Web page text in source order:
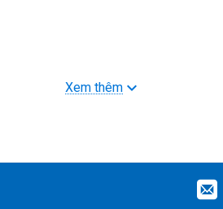
Xem thêm